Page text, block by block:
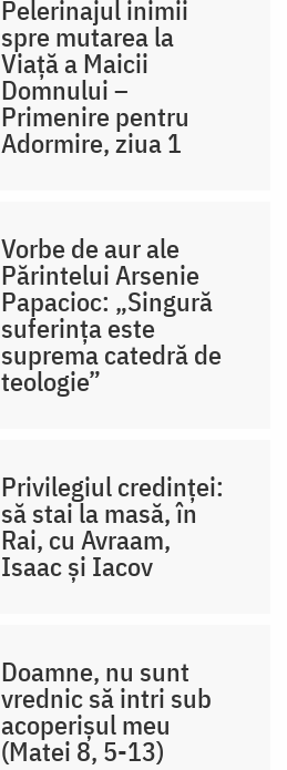
Pelerinajul inimii
spre mutarea la
Viață a Maicii
Domnului –
Primenire pentru
Adormire, ziua 1
Vorbe de aur ale
Părintelui Arsenie
Papacioc: „Singură
suferința este
suprema catedră de
teologie”
Privilegiul credinței:
să stai la masă, în
Rai, cu Avraam,
Isaac și Iacov
Doamne, nu sunt
vrednic să intri sub
acoperișul meu
(Matei 8, 5-13)